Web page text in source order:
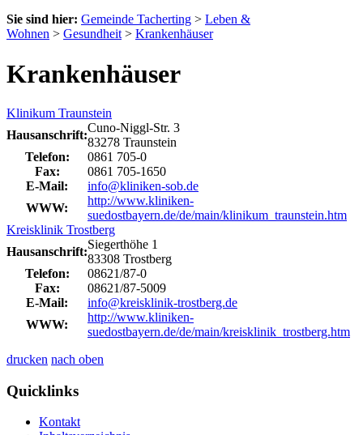
Sie sind hier: Gemeinde Tacherting > Leben &
Wohnen > Gesundheit > Krankenhäuser
Krankenhäuser
Klinikum Traunstein
Hausanschrift:
Cuno-Niggl-Str. 3
83278 Traunstein
Telefon:
0861 705-0
Fax:
0861 705-1650
E-Mail:
info@kliniken-sob.de
WWW:
http://www.kliniken-
suedostbayern.de/de/main/klinikum_traunstein.htm
Kreisklinik Trostberg
Hausanschrift:
Siegerthöhe 1
83308 Trostberg
Telefon:
08621/87-0
Fax:
08621/87-5009
E-Mail:
info@kreisklinik-trostberg.de
WWW:
http://www.kliniken-
suedostbayern.de/de/main/kreisklinik_trostberg.htm
drucken nach oben
Quicklinks
Kontakt